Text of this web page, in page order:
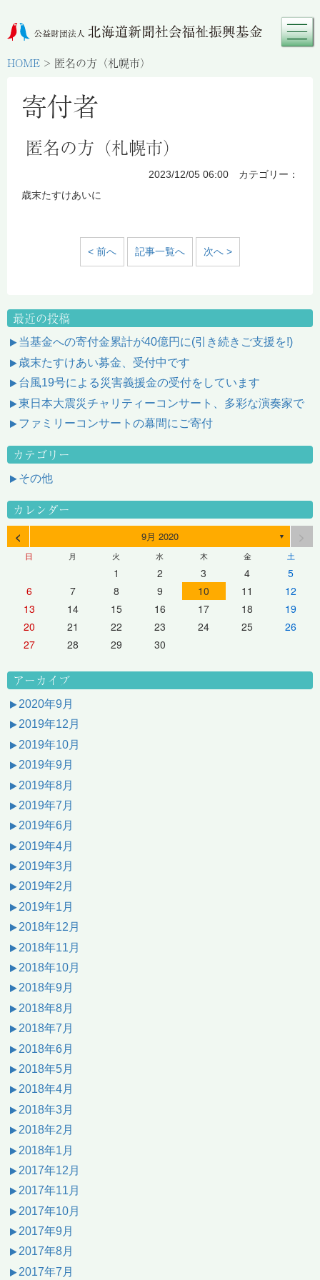
HOME > 匿名の方（札幌市）
寄付者
匿名の方（札幌市）
2023/12/05 06:00 カテゴリー：
歳末たすけあいに
< 前へ 記事一覧へ 次へ >
最近の投稿
当基金への寄付金累計が40億円に(引き続きご支援を!)
歳末たすけあい募金、受付中です
台風19号による災害義援金の受付をしています
東日本大震災チャリティーコンサート、多彩な演奏家で
ファミリーコンサートの幕間にご寄付
カテゴリー
その他
カレンダー
< 9月 2020 ▼
日 月 火 水 木 金 土
1 2 3 4
5
6
7 8 9 10 11
12
13
14 15 16 17 18
19
20
21 22 23 24 25
26
27
28 29 30
アーカイブ
2020年9月
2019年12月
2019年10月
2019年9月
2019年8月
2019年7月
2019年6月
2019年4月
2019年3月
2019年2月
2019年1月
2018年12月
2018年11月
2018年10月
2018年9月
2018年8月
2018年7月
2018年6月
2018年5月
2018年4月
2018年3月
2018年2月
2018年1月
2017年12月
2017年11月
2017年10月
2017年9月
2017年8月
2017年7月